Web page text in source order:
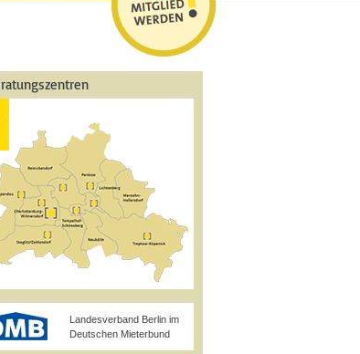
Landesverband Berlin im
Deutschen Mieterbund